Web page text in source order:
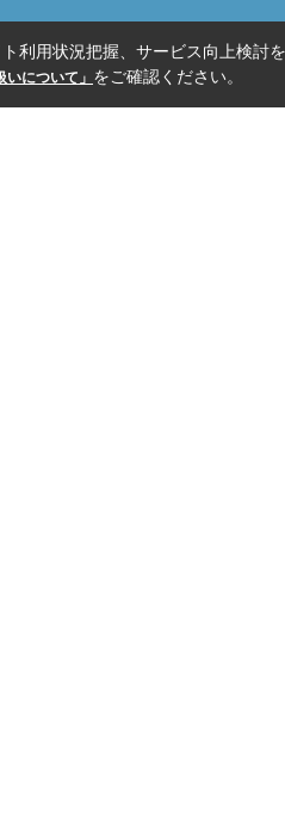
利用状況把握、サービス向上検討
いについて」 をご確認ください。